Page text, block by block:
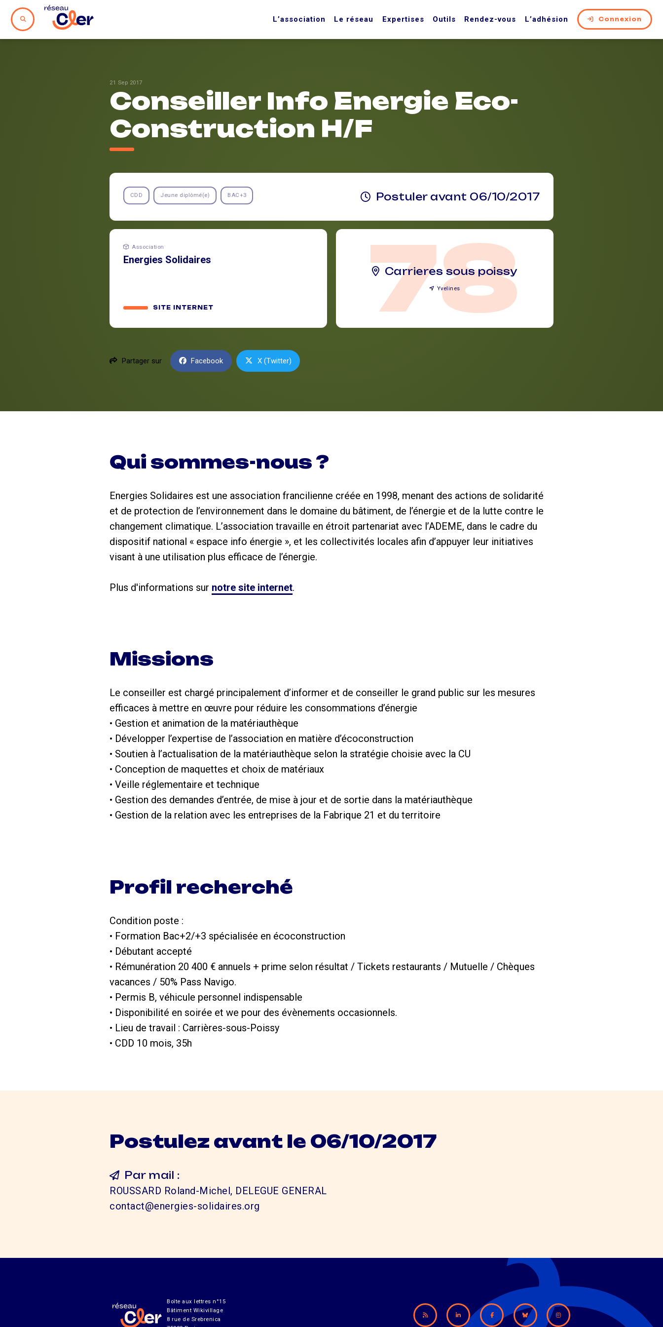
L’association Le réseau Expertises Outils Rendez-vous L’adhésion Connexion
21 Sep 2017
Conseiller Info Energie Eco-
Construction H/F
CDD Jeune diplômé(e) BAC+3 Postuler avant 06/10/2017
Association
Energies Solidaires
SITE INTERNET 78
Carrieres sous poissy
Yvelines
Partager sur Facebook X (Twitter)
Qui sommes-nous ?
Energies Solidaires est une association francilienne créée en 1998, menant des actions de solidarité
et de protection de l’environnement dans le domaine du bâtiment, de l’énergie et de la lutte contre le
changement climatique. L’association travaille en étroit partenariat avec l’ADEME, dans le cadre du
dispositif national « espace info énergie », et les collectivités locales afin d’appuyer leur initiatives
visant à une utilisation plus efficace de l’énergie.
Plus d'informations sur notre site internet.
Missions
Le conseiller est chargé principalement d’informer et de conseiller le grand public sur les mesures
efficaces à mettre en œuvre pour réduire les consommations d’énergie
• Gestion et animation de la matériauthèque
• Développer l’expertise de l’association en matière d’écoconstruction
• Soutien à l’actualisation de la matériauthèque selon la stratégie choisie avec la CU
• Conception de maquettes et choix de matériaux
• Veille réglementaire et technique
• Gestion des demandes d’entrée, de mise à jour et de sortie dans la matériauthèque
• Gestion de la relation avec les entreprises de la Fabrique 21 et du territoire
Profil recherché
Condition poste :
• Formation Bac+2/+3 spécialisée en écoconstruction
• Débutant accepté
• Rémunération 20 400 € annuels + prime selon résultat / Tickets restaurants / Mutuelle / Chèques
vacances / 50% Pass Navigo.
• Permis B, véhicule personnel indispensable
• Disponibilité en soirée et we pour des évènements occasionnels.
• Lieu de travail : Carrières-sous-Poissy
• CDD 10 mois, 35h
Postulez avant le 06/10/2017
Par mail :
ROUSSARD Roland-Michel, DELEGUE GENERAL
contact@energies-solidaires.org
Boîte aux lettres n°15
Bâtiment Wikivillage
8 rue de Srebrenica